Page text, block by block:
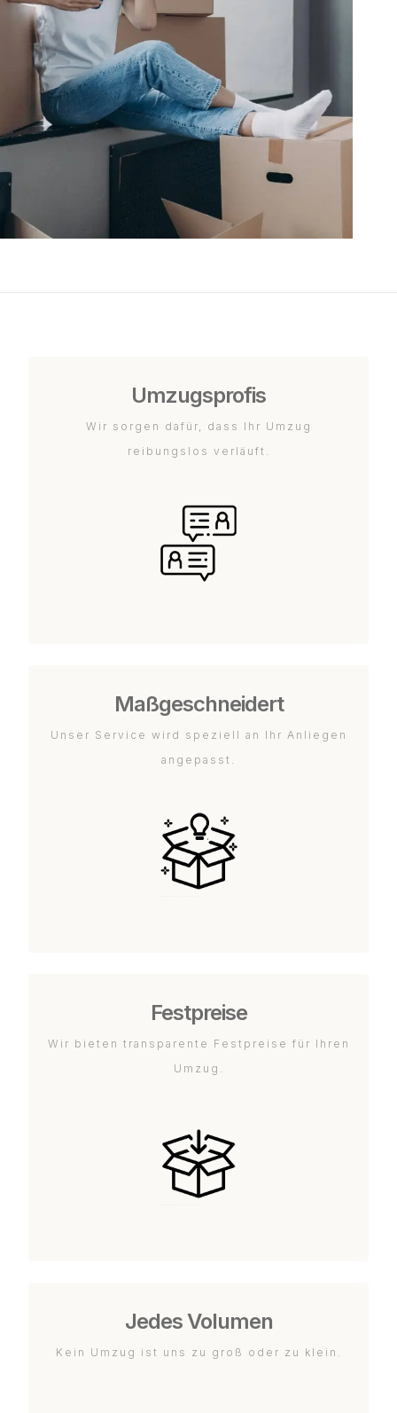
Umzugsprofis
Wir sorgen dafür, dass Ihr Umzug
reibungslos verläuft.
Maßgeschneidert
Unser Service wird speziell an Ihr Anliegen
angepasst.
Festpreise
Wir bieten transparente Festpreise für Ihren
Umzug.
Jedes Volumen
Kein Umzug ist uns zu groß oder zu klein.